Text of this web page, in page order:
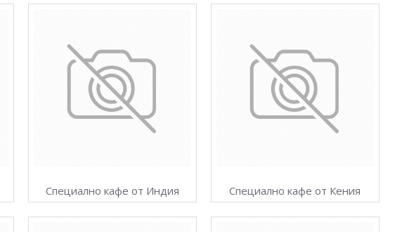
Специално кафе от Индия Специално кафе от Кения